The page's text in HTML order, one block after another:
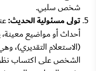
شخص سلبي.
تولى مسئولية الحديث:
أحداث أو مواضيع
(الاستعلام التقديري)،
الشخص على اكتساب